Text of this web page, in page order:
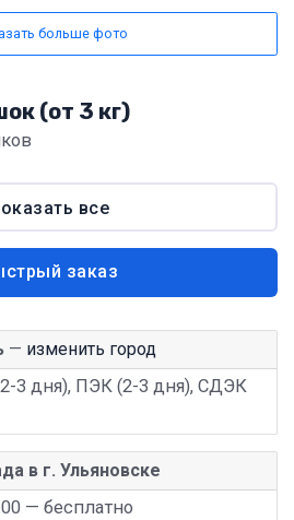
больше фото
(от 3 кг)
все
заказ
— изменить город
3 дня), ПЭК (2-3 дня), СДЭК
в г. Ульяновске
— бесплатно